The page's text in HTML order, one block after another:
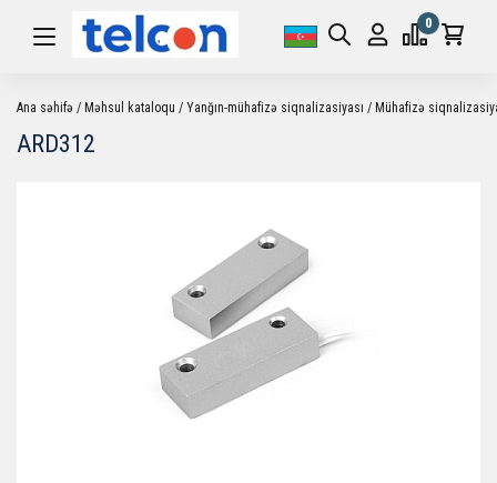
0
Ana səhifə Məhsul kataloqu Yanğın-mühafizə siqnalizasiyası Mühafizə
ARD312